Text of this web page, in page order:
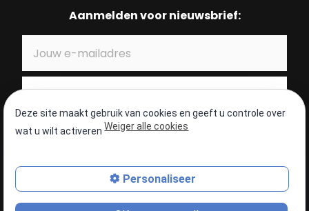
Aanmelden voor nieuwsbrief:
Juridische mededelingen
Privacybeleid
Deze site maakt gebruik van cookies en geeft u controle over
wat u wilt activerenWeiger alle cookies
Personaliseer